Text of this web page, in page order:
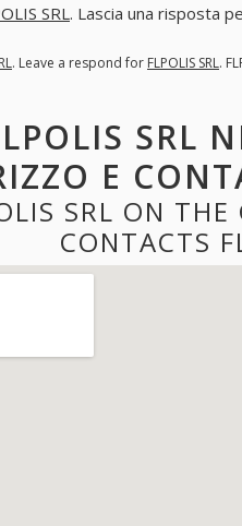
SRL . Lascia una risposta
. Leave a respond for FLPOLIS SRL.
SRL
E
SRL ON
CONTACTS